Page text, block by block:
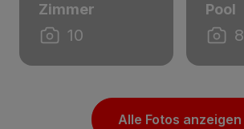
Zimmer
10
Pool
8
Alle Fotos anzeigen